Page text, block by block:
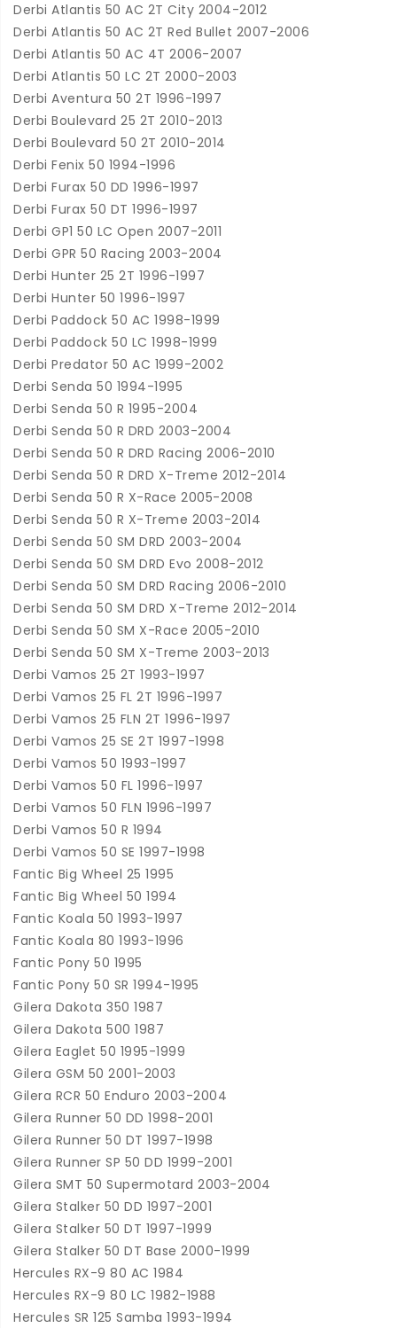
Derbi Atlantis 50 AC 2T City 2004-2012
Derbi Atlantis 50 AC 2T Red Bullet 2007-2006
Derbi Atlantis 50 AC 4T 2006-2007
Derbi Atlantis 50 LC 2T 2000-2003
Derbi Aventura 50 2T 1996-1997
Derbi Boulevard 25 2T 2010-2013
Derbi Boulevard 50 2T 2010-2014
Derbi Fenix 50 1994-1996
Derbi Furax 50 DD 1996-1997
Derbi Furax 50 DT 1996-1997
Derbi GP1 50 LC Open 2007-2011
Derbi GPR 50 Racing 2003-2004
Derbi Hunter 25 2T 1996-1997
Derbi Hunter 50 1996-1997
Derbi Paddock 50 AC 1998-1999
Derbi Paddock 50 LC 1998-1999
Derbi Predator 50 AC 1999-2002
Derbi Senda 50 1994-1995
Derbi Senda 50 R 1995-2004
Derbi Senda 50 R DRD 2003-2004
Derbi Senda 50 R DRD Racing 2006-2010
Derbi Senda 50 R DRD X-Treme 2012-2014
Derbi Senda 50 R X-Race 2005-2008
Derbi Senda 50 R X-Treme 2003-2014
Derbi Senda 50 SM DRD 2003-2004
Derbi Senda 50 SM DRD Evo 2008-2012
Derbi Senda 50 SM DRD Racing 2006-2010
Derbi Senda 50 SM DRD X-Treme 2012-2014
Derbi Senda 50 SM X-Race 2005-2010
Derbi Senda 50 SM X-Treme 2003-2013
Derbi Vamos 25 2T 1993-1997
Derbi Vamos 25 FL 2T 1996-1997
Derbi Vamos 25 FLN 2T 1996-1997
Derbi Vamos 25 SE 2T 1997-1998
Derbi Vamos 50 1993-1997
Derbi Vamos 50 FL 1996-1997
Derbi Vamos 50 FLN 1996-1997
Derbi Vamos 50 R 1994
Derbi Vamos 50 SE 1997-1998
Fantic Big Wheel 25 1995
Fantic Big Wheel 50 1994
Fantic Koala 50 1993-1997
Fantic Koala 80 1993-1996
Fantic Pony 50 1995
Fantic Pony 50 SR 1994-1995
Gilera Dakota 350 1987
Gilera Dakota 500 1987
Gilera Eaglet 50 1995-1999
Gilera GSM 50 2001-2003
Gilera RCR 50 Enduro 2003-2004
Gilera Runner 50 DD 1998-2001
Gilera Runner 50 DT 1997-1998
Gilera Runner SP 50 DD 1999-2001
Gilera SMT 50 Supermotard 2003-2004
Gilera Stalker 50 DD 1997-2001
Gilera Stalker 50 DT 1997-1999
Gilera Stalker 50 DT Base 2000-1999
Hercules RX-9 80 AC 1984
Hercules RX-9 80 LC 1982-1988
Hercules SR 125 Samba 1993-1994